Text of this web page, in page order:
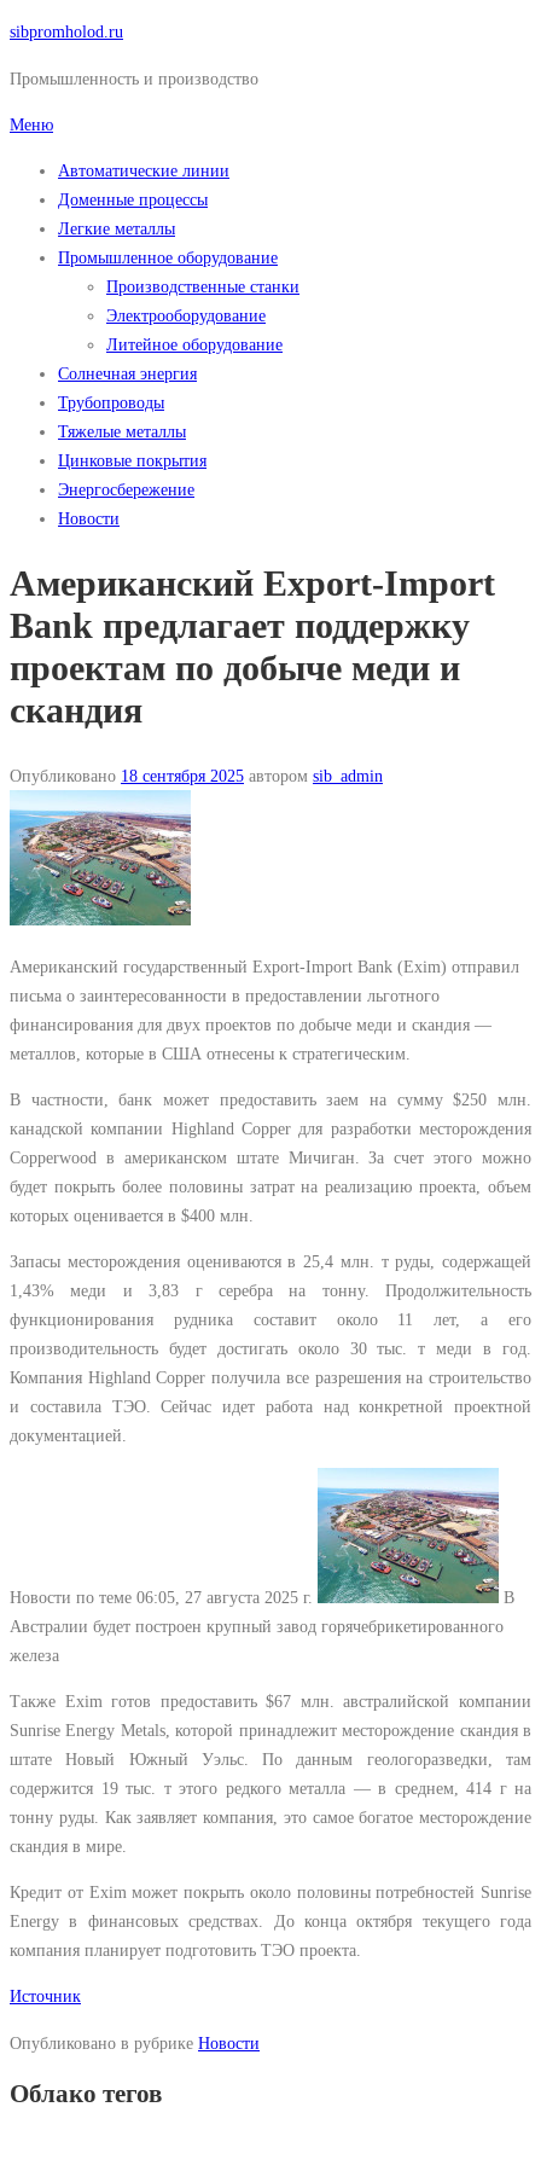
Перейти
содержимому
sibpromholod.ru
Промышленность и производство
Меню
Автоматические линии
Доменные процессы
Легкие металлы
Промышленное оборудование
Производственные станки
Электрооборудование
Литейное оборудование
Солнечная энергия
Трубопроводы
Тяжелые металлы
Цинковые покрытия
Энергосбережение
Новости
Американский Export-Import
Bank предлагает поддержку
проектам по добыче меди и
скандия
Опубликовано 18 сентября 2025 автором sib_admin
Американский государственный Export-Import Bank (Exim) отправил
письма о заинтересованности в предоставлении льготного
финансирования для двух проектов по добыче меди и скандия —
металлов, которые в США отнесены к стратегическим.
В частности, банк может предоставить заем на сумму$250 млн.
канадской компании Highland Copper для разработки месторождения
Copperwood в американском штате Мичиган. За счет этого можно
будет покрыть более половины затрат на реализацию проекта, объем
которых оценивается в $400 млн.
Запасы месторождения оцениваются в 25,4 млн. т руды, содержащей
1,43% меди и 3,83 г серебра на тонну. Продолжительность
функционирования рудника составит около 11 лет, а его
производительность будет достигать около 30 тыс. т меди в год.
Компания Highland Copper получила все разрешения на строительство
и составила ТЭО. Сейчас идет работа над конкретной проектной
документацией.
Новости по теме 06:05, 27 августа 2025 г.
В
Австралии будет построен крупный завод горячебрикетированного
железа
Также Exim готов предоставить$67 млн. австралийской компании
Sunrise Energy Metals, которой принадлежит месторождение скандия в
штате Новый Южный Уэльс. По данным геологоразведки, там
содержится 19 тыс. т этого редкого металла — в среднем, 414 г на
тонну руды. Как заявляет компания, это самое богатое месторождение
скандия в мире.
Кредит от Eximможет покрыть около половины потребностей Sunrise
Energy в финансовых средствах. До конца октября текущего года
компания планирует подготовить ТЭО проекта.
Источник
Опубликовано в рубрике Новости
Облако тегов